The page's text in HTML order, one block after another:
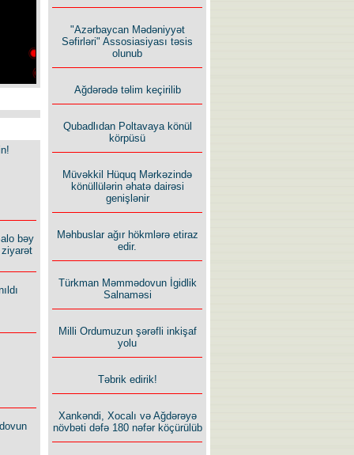
bəy
ziyarət
"Azərbaycan Mədəniyyət
Səfirləri" Assosiasiyası təsis
olunub
Ağdərədə təlim keçirilib
Qubadlıdan Poltavaya könül
körpüsü
Müvəkkil Hüquq Mərkəzində
könüllülərin əhatə dairəsi
genişlənir
Məhbuslar ağır hökmlərə etiraz
edir.
Türkman Məmmədovun İgidlik
Salnaməsi
Milli Ordumuzun şərəfli inkişaf
yolu
Təbrik edirik!
Xankəndi, Xocalı və Ağdərəyə
növbəti dəfə 180 nəfər köçürülüb